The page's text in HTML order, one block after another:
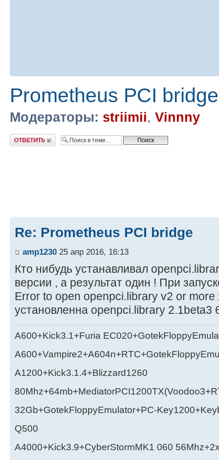
Prometheus PCI bridge
Модераторы: striimii, Vinnny
Ответить
Re: Prometheus PCI bridge
amp1230 25 апр 2016, 16:13
Кто нибудь устанавливал
версии , а результат один ! При
Error to open openpci.library v2 or more
установленна openpci.library 2.1beta3
A600+Kick3.1+Furia
A1200+Kick3.1.4+Blizzard1260
32Gb+GotekFloppyEmulator+PC-
Q500
A4000+Kick3.9+CyberStormMK1 060